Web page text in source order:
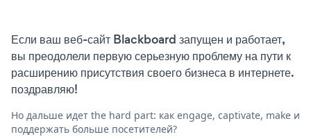
Если ваш веб-сайт Blackboard запущен и работает,
вы преодолели первую серьезную проблему на пути к
расширению присутствия своего бизнеса в интернете.
поздравляю!
Но дальше идет the hard part: как engage, captivate, make и
поддержать больше посетителей?